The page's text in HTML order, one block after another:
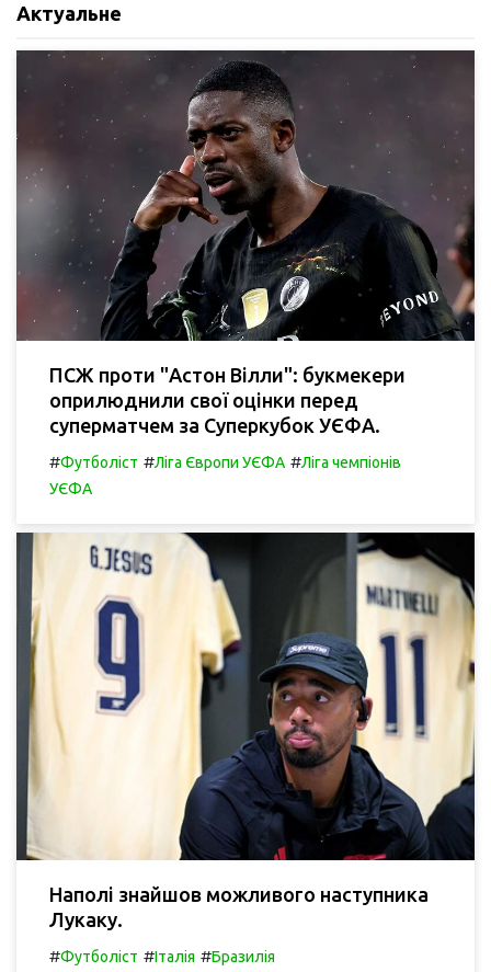
Актуальне
ПСЖ проти "Астон Вілли": букмекери
оприлюднили свої оцінки перед
суперматчем за Суперкубок УЄФА.
#Футболіст #Ліга Європи УЄФА #Ліга чемпіонів
УЄФА
Наполі знайшов можливого наступника
Лукаку.
#Футболіст #Італія #Бразилія